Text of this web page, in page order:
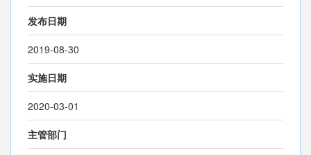
发布日期
2019-08-30
实施日期
2020-03-01
主管部门